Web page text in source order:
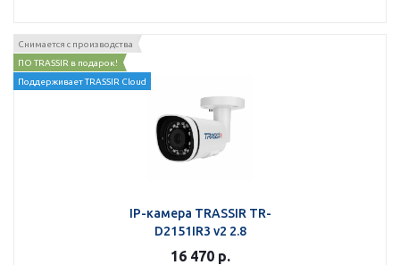
Снимается с производства
ПО TRASSIR в подарок!
Поддерживает TRASSIR Cloud
IP-камера TRASSIR TR-
D2151IR3 v2 2.8
16 470р.